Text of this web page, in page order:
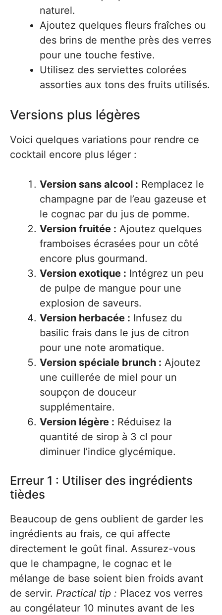
naturel.
Ajoutez quelques fleurs fraîches ou
des brins de menthe près des verres
pour une touche festive.
Utilisez des serviettes colorées
assorties aux tons des fruits utilisés.
Versions plus légères
Voici quelques variations pour rendre ce
cocktail encore plus léger :
Version sans alcool : Remplacez le
champagne par de l’eau gazeuse et
le cognac par du jus de pomme.
Version fruitée : Ajoutez quelques
framboises écrasées pour un côté
encore plus gourmand.
Version exotique : Intégrez un peu
de pulpe de mangue pour une
explosion de saveurs.
Version herbacée : Infusez du
basilic frais dans le jus de citron
pour une note aromatique.
Version spéciale brunch : Ajoutez
une cuillerée de miel pour un
soupçon de douceur
supplémentaire.
Version légère : Réduisez la
quantité de sirop à 3 cl pour
diminuer l’indice glycémique.
Erreur 1 : Utiliser des ingrédients
tièdes
Beaucoup de gens oublient de garder les
ingrédients au frais, ce qui affecte
directement le goût final. Assurez-vous
que le champagne, le cognac et le
mélange de base soient bien froids avant
de servir. Practical tip : Placez vos verres
au congélateur 10 minutes avant de les